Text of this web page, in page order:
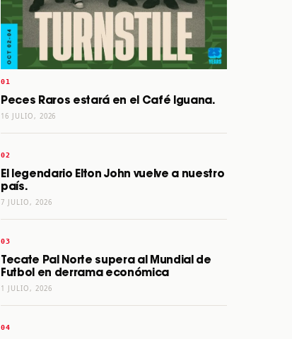
Peces Raros estará en el Café Iguana.
16 JULIO, 2026
El legendario Elton John vuelve a nuestro
país.
7 JULIO, 2026
Tecate Pal Norte supera al Mundial de
Futbol en derrama económica
1 JULIO, 2026